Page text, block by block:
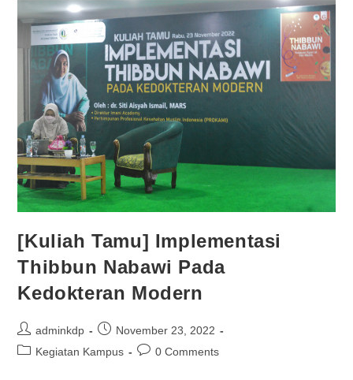
[Kuliah Tamu] Implementasi
Thibbun Nabawi Pada
Kedokteran Modern
adminkdp
November 23, 2022
Kegiatan Kampus
0 Comments